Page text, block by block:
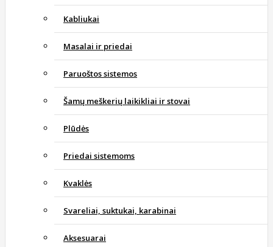
Kabliukai
Masalai ir priedai
Paruoštos sistemos
Šamų meškerių laikikliai ir stovai
Plūdės
Priedai sistemoms
Kvaklės
Svareliai, suktukai, karabinai
Aksesuarai